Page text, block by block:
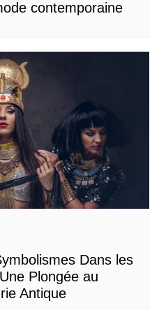
contemporaine
Dans les
Plongée au
Antique